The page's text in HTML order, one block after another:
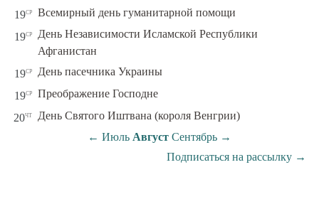
19ср Всемирный день гуманитарной помощи
19ср
День Независимости Исламской Республики
Афганистан
19ср День пасечника Украины
19ср Преображение Господне
20чт
День Святого Иштвана (короля Венгрии)
← Июль Август Сентябрь →
Подписаться на рассылку →